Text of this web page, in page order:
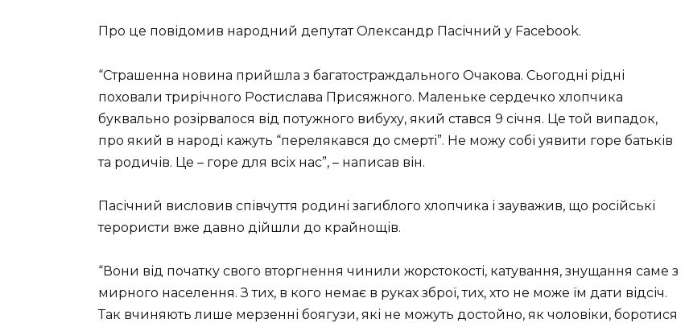
Про це повідомив народний депутат Олександр Пасічний у Facebook.
“Страшенна новина прийшла з багатостраждального Очакова. Сьогодні рідні
поховали трирічного Ростислава Присяжного. Маленьке сердечко хлопчика
буквально розірвалося від потужного вибуху, який стався 9 січня. Це той випадок,
про який в народі кажуть “перелякався до смерті”. Не можу собі уявити горе батьків
та родичів. Це – горе для всіх нас”, – написав він.
Пасічний висловив співчуття родині загиблого хлопчика і зауважив, що російські
терористи вже давно дійшли до крайнощів.
“Вони від початку свого вторгнення чинили жорстокості, катування, знущання саме з
мирного населення. З тих, в кого немає в руках зброї, тих, хто не може їм дати відсіч.
Так вчиняють лише мерзенні боягузи, які не можуть достойно, як чоловіки, боротися